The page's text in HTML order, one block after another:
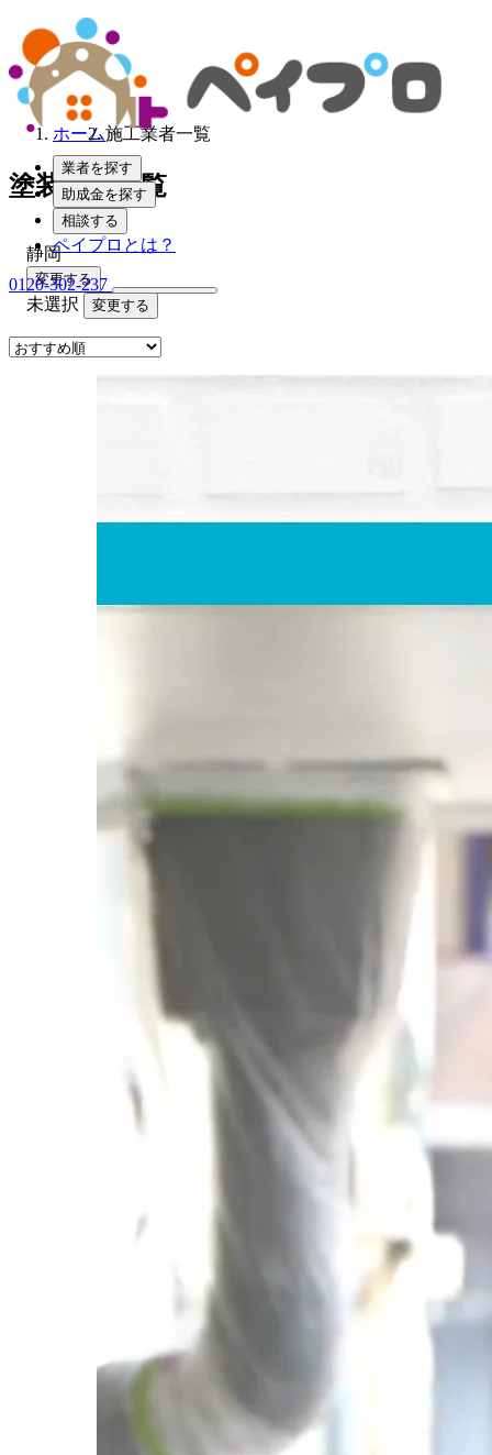
業者を探す
助成金を探す
相談する
ペイプロとは？
0120-302-237
ホーム施工業者一覧
塗装業者一覧
静岡
変更する
未選択 変更する